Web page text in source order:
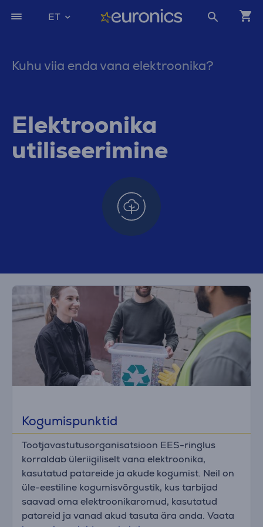
ET
Kuhu viia enda vana elektroonika?
Elektroonika
utiliseerimine
Kogumispunktid
Tootjavastutusorganisatsioon EES-ringlus
korraldab üleriigiliselt vana elektroonika,
kasutatud patareide ja akude kogumist. Neil on
üle-eestiline kogumisvõrgustik, kus tarbijad
saavad oma elektroonikaromud, kasutatud
patareid ja vanad akud tasuta ära anda. Vaata